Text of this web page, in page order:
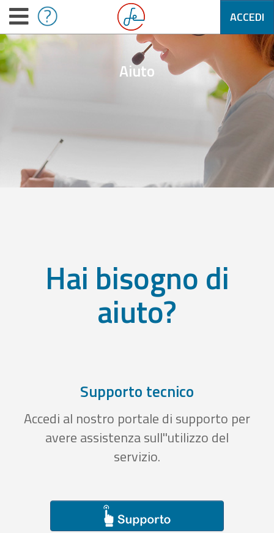
ACCEDI
Aiuto
Hai bisogno di
aiuto?
Supporto tecnico
Accedi al nostro portale di supporto per
avere assistenza sull''utilizzo del
servizio.